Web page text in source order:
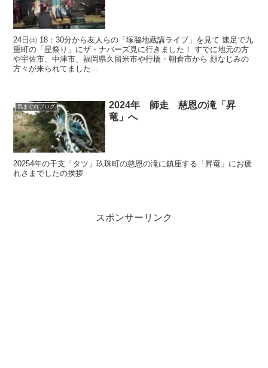
24日㈯ 18：30分から友人らの「塚脇地蔵講ライブ」を見て 速足で九
重町の「星祭り」にザ・ナバーズ見に行きました！ すでに地元の方
や宇佐市、中津市、福岡県久留米市や行橋・朝倉市から 顔なじみの
方々が来られてました...
気まぐれブログ
2024年 師走 慈恩の滝「昇
竜」へ
20254年の干支「タツ」玖珠町の慈恩の滝に鎮座する「昇竜」にお疲
れさまでしたの挨拶
スポンサーリンク